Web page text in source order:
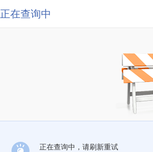
正在查询中
正在查询中，请刷新重试